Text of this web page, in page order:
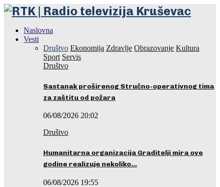
Naslovna
Vesti
Društvo Ekonomija Zdravlje Obrazovanje Kultura
Sport Servis
Društvo
Sastanak proširenog Stručno-operativnog tima
za zaštitu od požara
06/08/2026 20:02
Društvo
Humanitarna organizacija Graditelji mira ove
godine realizuje nekoliko…
06/08/2026 19:55